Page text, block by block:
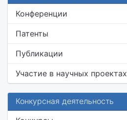
Конференции
Патенты
Публикации
Участие в научных проектах
Конкурсная деятельность